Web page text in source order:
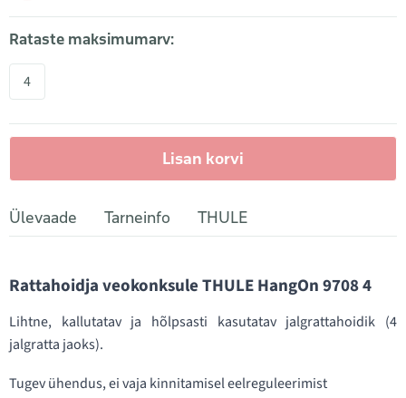
Rataste maksimumarv:
4
Lisan korvi
Ülevaade Tarneinfo THULE
Rattahoidja veokonksule THULE HangOn 9708 4
Lihtne, kallutatav ja hõlpsasti kasutatav jalgrattahoidik (4
jalgratta jaoks).
Tugev ühendus, ei vaja kinnitamisel eelreguleerimist